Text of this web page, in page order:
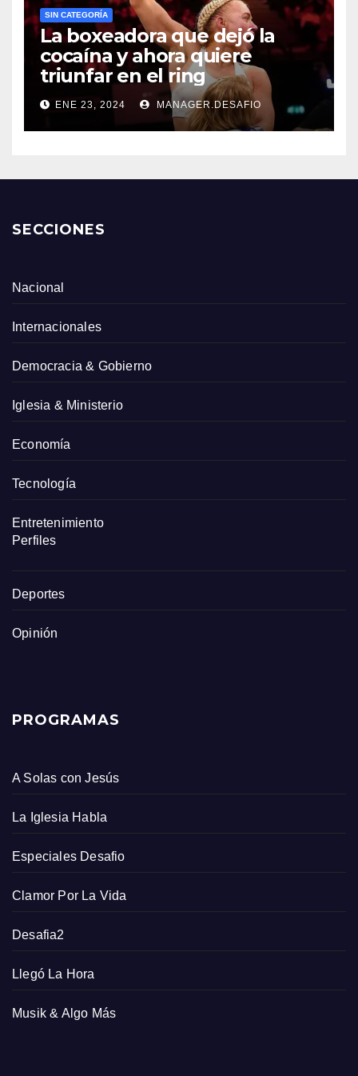
SIN CATEGORÍA
La boxeadora que dejó la
cocaína y ahora quiere
triunfar en el ring​
ENE 23, 2024 MANAGER.DESAFIO
SECCIONES
Nacional
Internacionales
Democracia & Gobierno
Iglesia & Ministerio
Economía
Tecnología
Entretenimiento
Perfiles
Deportes
Opinión
PROGRAMAS
A Solas con Jesús
La Iglesia Habla
Especiales Desafio
Clamor Por La Vida
Desafia2
Llegó La Hora
Musik & Algo Más